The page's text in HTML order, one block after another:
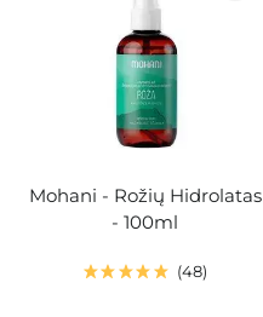
Mohani - Rožių Hidrolatas
- 100ml
48